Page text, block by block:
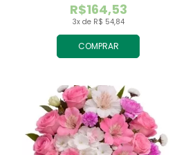
COMPRAR
3x de R$ 54,84
R$164,53